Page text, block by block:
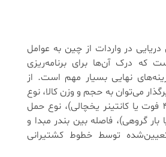
در واردات از چین به عوامل
که درک آن‌ها برای برنامه‌ریزی
نهایی بسیار مهم است. از
می‌توان به حجم و وزن کالا، نوع
کانتینر (۲۰ فوت، ۴۰ فوت یا کانتینر یخچالی)، نوع حمل
بار گروهی)، فاصله بین بندر مبدا و
توسط خطوط کشتیرانی